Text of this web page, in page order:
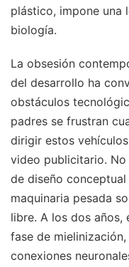
plástico, impone una
biología.
La obsesión
del desarrollo ha
obstáculos
padres se frustran
dirigir estos
video publicitario. No
de diseño
maquinaria pesada
libre. A los dos años,
fase de
conexiones